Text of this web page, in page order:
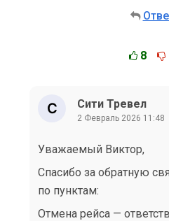
8
Сити Тревел
2 Февраль 2026 11:48
Уважаемый Виктор,
Спасибо за обратную
по пунктам:
Отмена рейса —